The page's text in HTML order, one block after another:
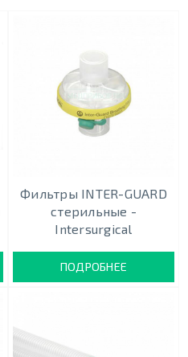
Фильтры INTER-GUARD
стерильные -
Intersurgical
ПОДРОБНЕЕ